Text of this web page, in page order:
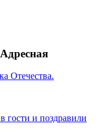
Адресная